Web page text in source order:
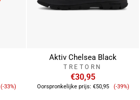
Verkoopprijs
(-33%)
Aktiv Chelsea Black
TRETORN
€30,95
Oorspronkelijke prijs: €50,95 (-39%)